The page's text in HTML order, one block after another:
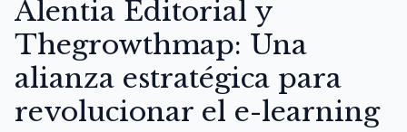
Alentia Editorial y
Thegrowthmap: Una
alianza estratégica para
revolucionar el e-learning